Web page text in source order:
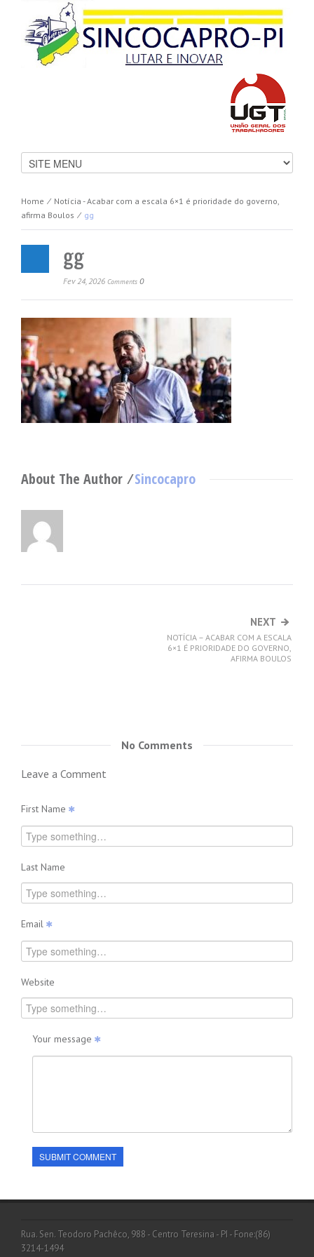
Home ⁄ Notícia - Acabar com a escala 6×1 é prioridade do governo,
afirma Boulos ⁄ gg
gg
Fev 24, 2026 Comments 0
About The Author ⁄Sincocapro
NEXT
NOTÍCIA – ACABAR COM A ESCALA
6×1 É PRIORIDADE DO GOVERNO,
AFIRMA BOULOS
No Comments
Leave a Comment
First Name
Last Name
Email
Website
Your message
SUBMIT COMMENT
Rua. Sen. Teodoro Pachêco, 988 - Centro Teresina - PI - Fone:(86)
3214-1494